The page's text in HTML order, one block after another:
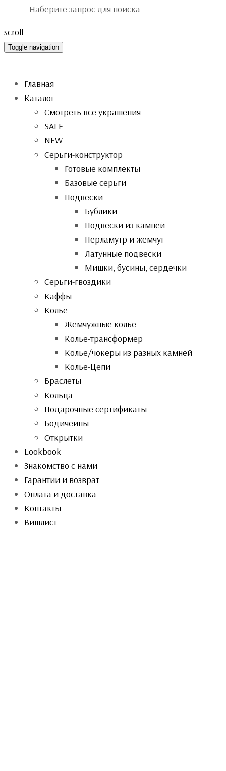
Наберите запрос для поиска
scroll
Toggle navigation
Главная
Каталог
Смотреть все украшения
SALE
NEW
Серьги-конструктор
Готовые комплекты
Базовые серьги
Подвески
Бублики
Подвески из камней
Перламутр и жемчуг
Латунные подвески
Мишки, бусины, сердечки
Серьги-гвоздики
Каффы
Колье
Жемчужные колье
Колье-трансформер
Колье/чокеры из разных камней
Колье-Цепи
Браслеты
Кольца
Подарочные сертификаты
Бодичейны
Открытки
Lookbook
Знакомство с нами
Гарантии и возврат
Оплата и доставка
Контакты
Вишлист